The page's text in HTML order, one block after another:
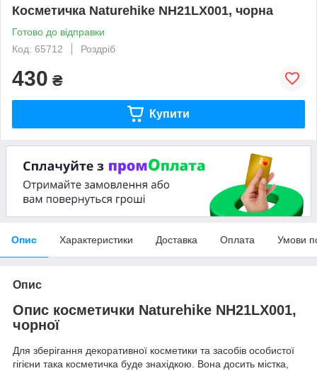
Косметичка Naturehike NH21LX001, чорна
Готово до відправки
Код: 65712
Роздріб
430 ₴
Купити
Опис Характеристики Доставка Оплата Умови
Опис
Опис косметички Naturehike NH21LX001,
чорної
Для зберігання декоративної косметики та засобів особистої
гігієни така косметичка буде знахідкою. Вона досить містка,